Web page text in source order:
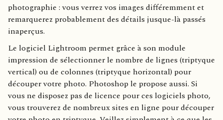
photographie : vous verrez vos images différemment et
remarquerez probablement des détails jusque-là passés
inaperçus.
Le logiciel Lightroom permet grâce à son module
impression de sélectionner le nombre de lignes (triptyque
vertical) ou de colonnes (triptyque horizontal) pour
découper votre photo. Photoshop le propose aussi. Si
vous ne disposez pas de licence pour ces logiciels photo,
vous trouverez de nombreux sites en ligne pour découper